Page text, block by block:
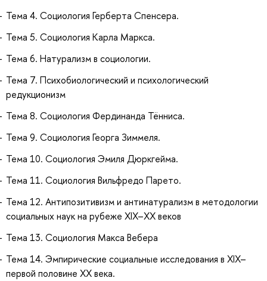
Тема 4. Социология Герберта Спенсера.
Тема 5. Социология Карла Маркса.
Тема 6. Натурализм в социологии.
Тема 7. Психобиологический и психологический
редукционизм
Тема 8. Социология Фердинанда Тённиса.
Тема 9. Социология Георга Зиммеля.
Тема 10. Социология Эмиля Дюркгейма.
Тема 11. Социология Вильфредо Парето.
Тема 12. Антипозитивизм и антинатурализм в методологии
социальных наук на рубеже XIX–ХХ веков
Тема 13. Социология Макса Вебера
Тема 14. Эмпирические социальные исследования в XIX–
первой половине ХХ века.